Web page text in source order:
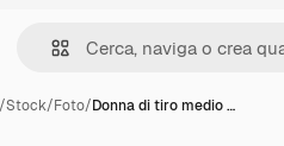
/Stock/Foto/Donna di tiro medio …